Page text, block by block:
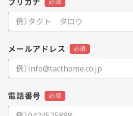
メールアドレス
電話番号